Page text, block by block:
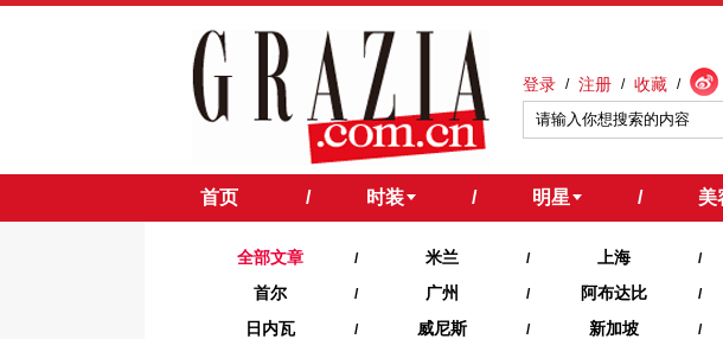
登录 / 注册 / 收藏 /
首页 / 时装 / 明星 / 美
全部文章 / 米兰 / 上海 /
首尔 / 广州 / 阿布达比 /
日内瓦 / 威尼斯 / 新加坡 /